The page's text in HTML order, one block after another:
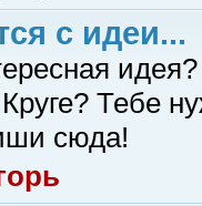
с идеи...
Тебе
сюда!